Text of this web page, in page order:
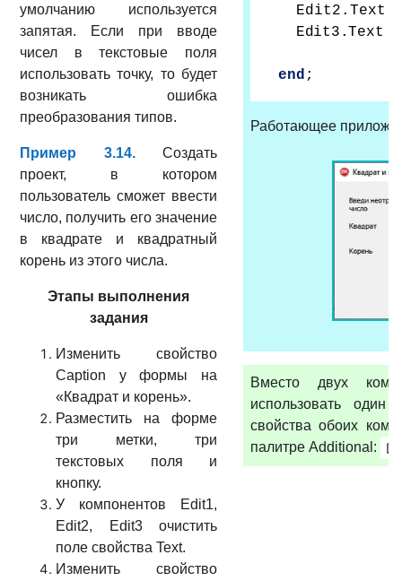
умолчанию используется
запятая. Если при вводе
чисел в текстовые поля
использовать точку, то будет
возникать ошибка
преобразования типов.
Пример 3.14.Создать
проект, в котором
пользователь сможет ввести
число, получить его значение
в квадрате и квадратный
корень из этого числа.
Этапы выполнения
задания
Изменить свойство
Caption у формы на
«Квадрат и корень».
Разместить на форме
три метки, три
текстовых поля и
кнопку.
У компонентов Edit1,
Edit2, Edit3 очистить
поле свойства Text.
Изменить свойство
Edit2.Text
Edit3.Text
end ;
Работающее
Вместо двух
использовать
свойства обоих
палитре Additional: